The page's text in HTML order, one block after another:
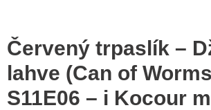
Červený trpaslík –
lahve (Can of
S11E06 – i Kocour